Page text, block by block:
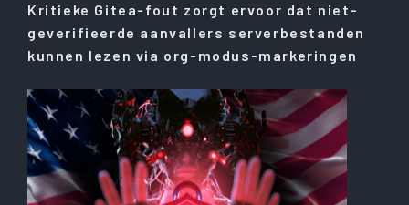
Kritieke Gitea-fout zorgt ervoor dat niet-
geverifieerde aanvallers serverbestanden
kunnen lezen via org-modus-markeringen